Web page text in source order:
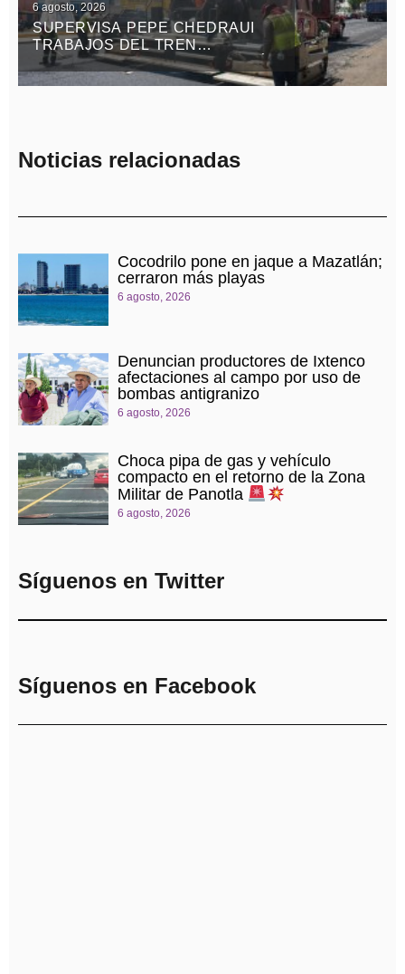
6 agosto, 2026
SUPERVISA PEPE CHEDRAUI
TRABAJOS DEL TREN
CAPITALINO DE PAVIMENTACIÓN
EN BULEVAR HÉROES DEL 5 DE
Noticias relacionadas
Cocodrilo pone en jaque a Mazatlán;
cerraron más playas
6 agosto, 2026
Denuncian productores de Ixtenco
afectaciones al campo por uso de
bombas antigranizo
6 agosto, 2026
Choca pipa de gas y vehículo
compacto en el retorno de la Zona
Militar de Panotla
6 agosto, 2026
Síguenos en Twitter
Síguenos en Facebook